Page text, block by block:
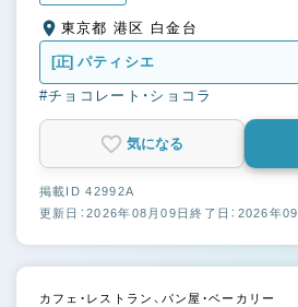
東京都 港区 白金台
[正] パティシエ
#チョコレート・ショコラ
気になる
掲載ID 42992A
更新日：2026年08月09日終了日：2026年
カフェ・レストラン、パン屋・ベーカリー